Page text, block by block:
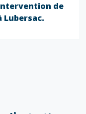
de
Lubersac.